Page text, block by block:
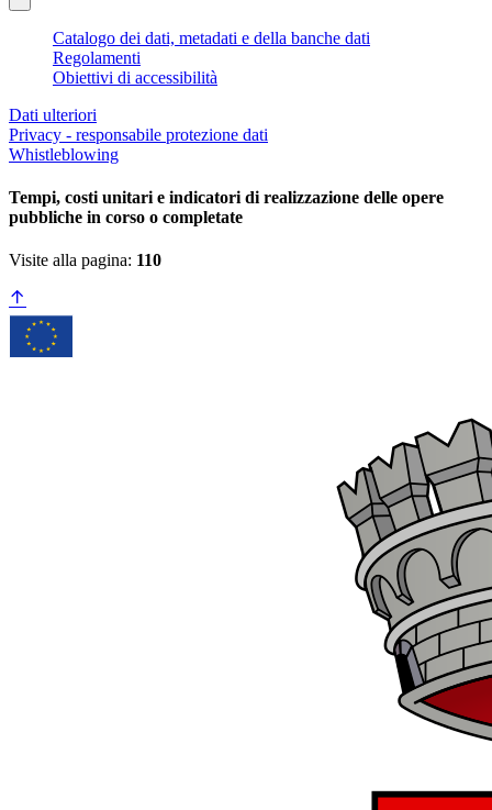
Catalogo dei dati, metadati e della banche dati
Regolamenti
Obiettivi di accessibilità
Dati ulteriori
Privacy - responsabile protezione dati
Whistleblowing
Tempi, costi unitari e indicatori di realizzazione delle opere
pubbliche in corso o completate
Visite alla pagina: 110